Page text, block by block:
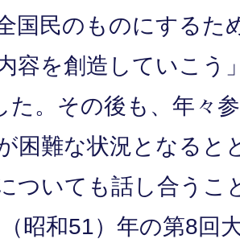
国民のものにするた
容を創造していこう
た。その後も、年々
困難な状況となると
ついても話し合うこ
昭和51）年の第8回